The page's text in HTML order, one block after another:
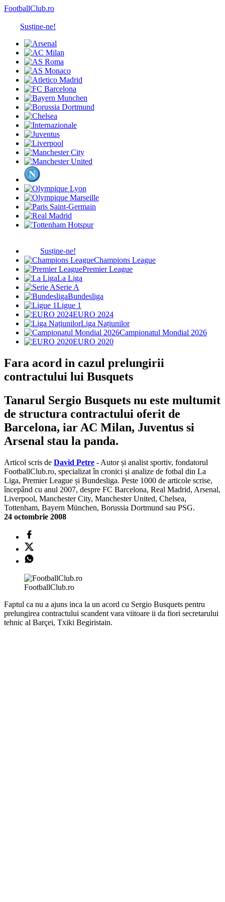
FootballClub.ro
Susține-ne!
Susține-ne!
Champions League
Premier League
La Liga
Serie A
Bundesliga
Ligue 1
EURO 2024
Liga Națiunilor
Campionatul Mondial 2026
EURO 2020
Fara acord in cazul prelungirii
contractului lui Busquets
Tanarul Sergio Busquets nu este multumit
de structura contractului oferit de
Barcelona, iar AC Milan, Juventus si
Arsenal stau la panda.
Articol scris de David Petre - Autor și analist sportiv, fondatorul
FootballClub.ro, specializat în cronici și analize de fotbal din La
Liga, Premier League și Bundesliga. Peste 1000 de articole scrise,
începând cu anul 2007, despre FC Barcelona, Real Madrid, Arsenal,
Liverpool, Manchester City, Manchester United, Chelsea,
Tottenham, Bayern München, Borussia Dortmund sau PSG.
24 octombrie 2008
FootballClub.ro
Faptul ca nu a ajuns inca la un acord cu Sergio Busquets pentru
prelungirea contractului scandent vara viitoare ii da fiori secretarului
tehnic al Barçei, Txiki Begiristain.